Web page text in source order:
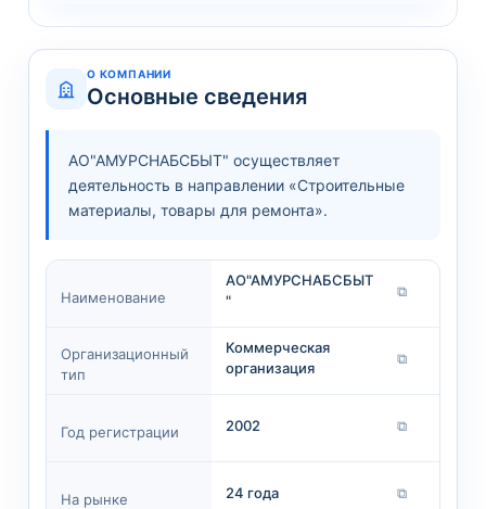
О КОМПАНИИ
Основные сведения
АО"АМУРСНАБСБЫТ" осуществляет
деятельность в направлении «Строительные
материалы, товары для ремонта».
Наименование
АО"АМУРСНАБСБЫТ
"
⧉
Организационный
тип
Коммерческая
организация
⧉
Год регистрации 2002 ⧉
На рынке 24 года ⧉